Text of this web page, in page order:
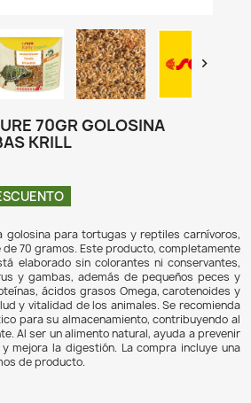
70GR GOLOSINA
KRILL
DESCUENTO